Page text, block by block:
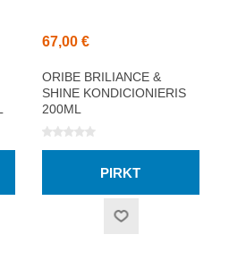
67,00 €
ORIBE BRILIANCE &
SHINE KONDICIONIERIS
200ML